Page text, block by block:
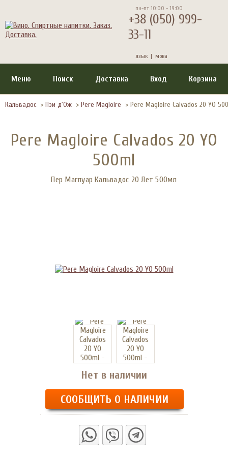
пн-пт 10:00 - 19:00
+38 (050) 999-
33-11
язык | мова
Меню Поиск Доставка Вход Корзина
Кальвадос > Пэи д'Ож > Pere Magloire > Pere Magloire Calvados 20 YO
Pere Magloire Calvados 20 YO
500ml
Пер Маглуар Кальвадос 20 Лет 500мл
Нет в наличии
СООБЩИТЬ О НАЛИЧИИ